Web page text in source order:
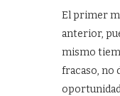
El primer
anterior,
mismo
fracaso, no